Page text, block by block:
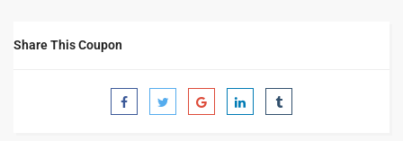
Share This Coupon